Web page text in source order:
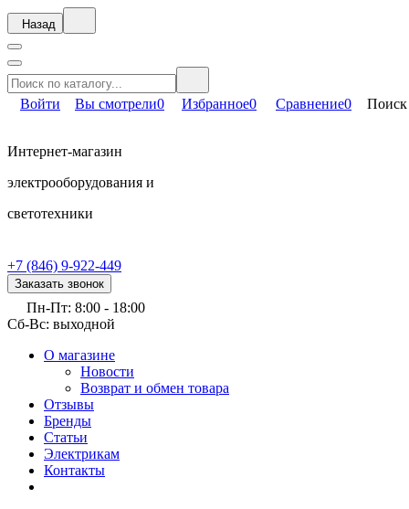
Назад
Войти Вы смотрели0 Избранное0 Сравнение0 Поиск
Интернет-магазин
электрооборудования и
светотехники
+7 (846) 9-922-449
Заказать звонок
Пн-Пт: 8:00 - 18:00
Сб-Вс: выходной
О магазине
Новости
Возврат и обмен товара
Отзывы
Бренды
Статьи
Электрикам
Контакты